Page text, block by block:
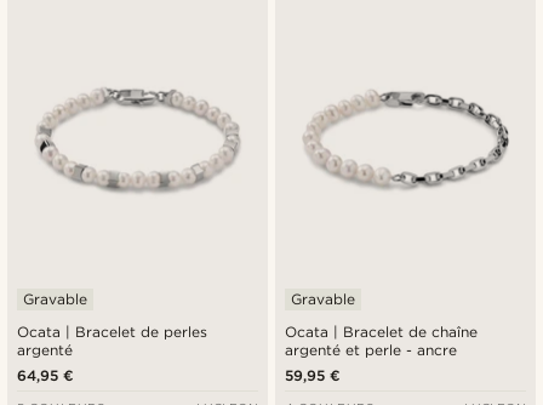
Ocata | Bracelet de perles
argenté
Gravable
64,95 €
Ocata | Bracelet de chaîne
argenté et perle - ancre
Gravable
59,95 €